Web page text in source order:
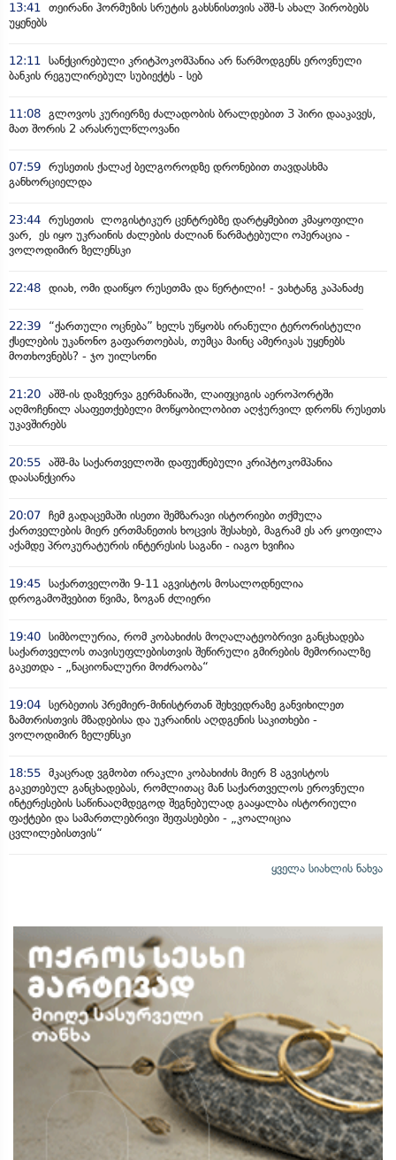
13:41 თეირანი ჰორმუზის სრუტის გახსნისთვის აშშ-ს ახალ პირობებს
უყენებს
12:11 სანქცირებული კრიტპოკომპანია არ წარმოდგენს ეროვნული
ბანკის რეგულირებულ სუბიექტს - სებ
11:08 გლოვოს კურიერზე ძალადობის ბრალდებით 3 პირი დააკავეს,
მათ შორის 2 არასრულწლოვანი
07:59 რუსეთის ქალაქ ბელგოროდზე დრონებით თავდასხმა
განხორციელდა
23:44 რუსეთის ლოგისტიკურ ცენტრებზე დარტყმებით კმაყოფილი
ვარ, ეს იყო უკრაინის ძალების ძალიან წარმატებული ოპერაცია -
ვოლოდიმირ ზელენსკი
22:48 დიახ, ომი დაიწყო რუსეთმა და წერტილი! - ვახტანგ კაპანაძე
22:39
“ქართული ოცნება” ხელს უწყობს ირანული ტერორისტული
ქსელების უკანონო გაფართოებას, თუმცა მაინც ამერიკას უყენებს
მოთხოვნებს? - ჯო უილსონი
21:20 აშშ-ის დაზვერვა გერმანიაში, ლაიფციგის აეროპორტში
აღმოჩენილ ასაფეთქებელი მოწყობილობით აღჭურვილ დრონს რუსეთს
უკავშირებს
20:55 აშშ-მა საქართველოში დაფუძნებული კრიპტოკომპანია
დაასანქცირა
20:07 ჩემ გადაცემაში ისეთი შემზარავი ისტორიები თქმულა
ქართველების მიერ ერთმანეთის ხოცვის შესახებ, მაგრამ ეს არ ყოფილა
აქამდე პროკურატურის ინტერესის საგანი - იაგო ხვიჩია
19:45 საქართველოში 9-11 აგვისტოს მოსალოდნელია
დროგამოშვებით წვიმა, ზოგან ძლიერი
19:40 სიმბოლურია, რომ კობახიძის მოღალატეობრივი განცხადება
საქართველოს თავისუფლებისთვის შეწირული გმირების მემორიალზე
გაკეთდა - „ნაციონალური მოძრაობა“
19:04 სერბეთის პრემიერ-მინისტრთან შეხვედრაზე განვიხილეთ
ზამთრისთვის მზადებისა და უკრაინის აღდგენის საკითხები -
ვოლოდიმირ ზელენსკი
18:55 მკაცრად ვგმობთ ირაკლი კობახიძის მიერ 8 აგვისტოს
გაკეთებულ განცხადებას, რომლითაც მან საქართველოს ეროვნული
ინტერესების საწინააღმდეგოდ შეგნებულად გააყალბა ისტორიული
ფაქტები და სამართლებრივი შეფასებები - „კოალიცია
ცვლილებისთვის“
ყველა სიახლის ნახვა